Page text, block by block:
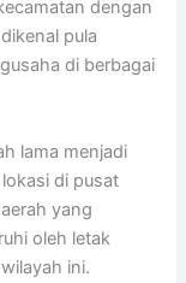
dengan
pula
di berbagai
lama menjadi
di pusat
yang
oleh letak
ini.